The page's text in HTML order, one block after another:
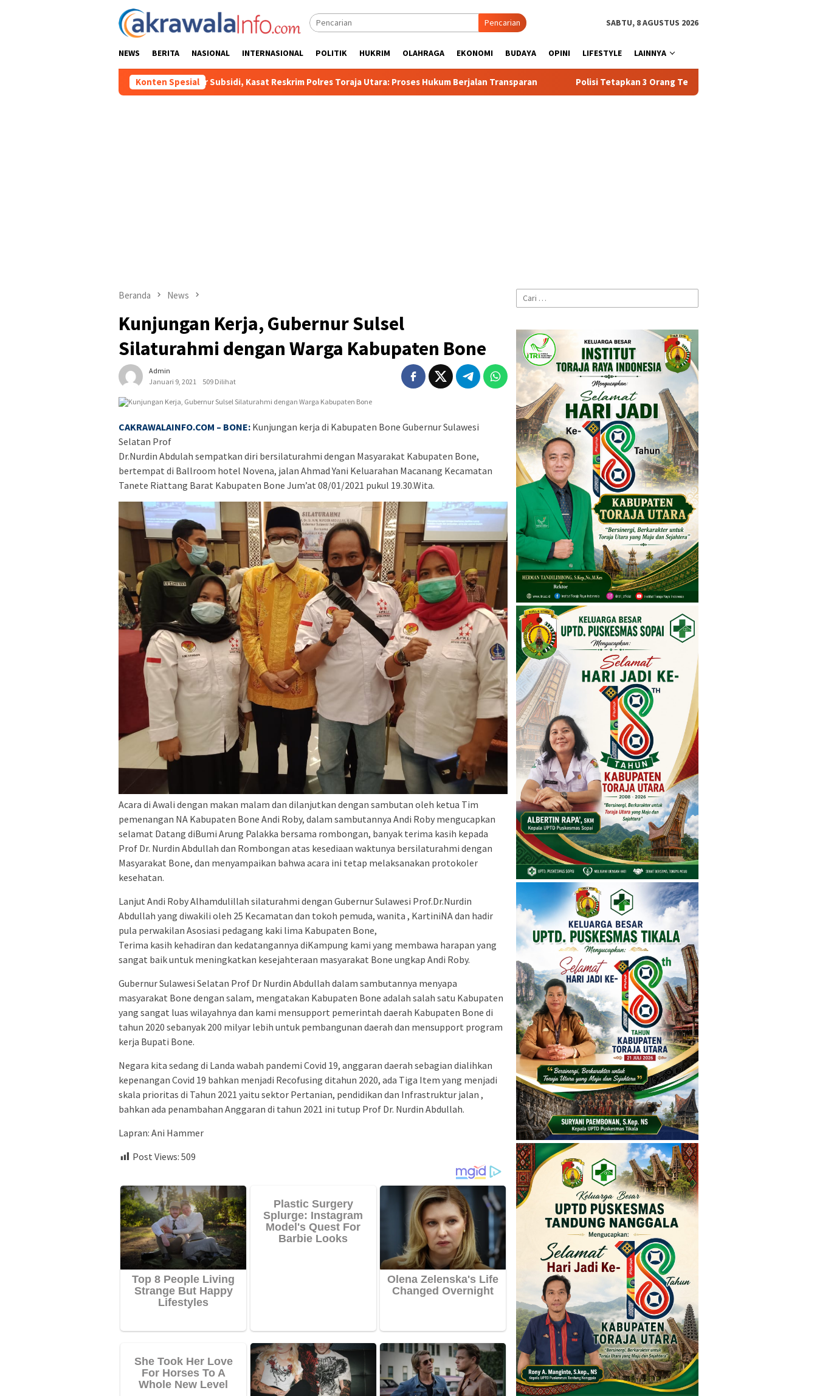
Pencarian SABTU, 8 AGUSTUS 2026
NEWS BERITA NASIONAL INTERNASIONAL POLITIK HUKRIM OLAHRAGA EKONOMI BUDAYA OPINI LIFESTYLE LAINNYA
Konten Spesial
BBM Solar Subsidi, Kasat Reskrim Polres Toraja Utara: Proses Hukum Berjalan Transparan Polisi Tetapkan 3 Orang Tersangka Baru Kasus Penyalahgunaan BBM Subsidi di Tator
Beranda News
Kunjungan Kerja, Gubernur Sulsel
Silaturahmi dengan Warga Kabupaten Bone
Admin
Januari 9, 2021
509 Dilihat
CAKRAWALAINFO.COM – BONE: Kunjungan kerja di Kabupaten Bone Gubernur Sulawesi
Selatan Prof
Dr.Nurdin Abdulah sempatkan diri bersilaturahmi dengan Masyarakat Kabupaten Bone,
bertempat di Ballroom hotel Novena, jalan Ahmad Yani Keluarahan Macanang Kecamatan
Tanete Riattang Barat Kabupaten Bone Jum’at 08/01/2021 pukul 19.30.Wita.
Acara di Awali dengan makan malam dan dilanjutkan dengan sambutan oleh ketua Tim
pemenangan NA Kabupaten Bone Andi Roby, dalam sambutannya Andi Roby mengucapkan
selamat Datang diBumi Arung Palakka bersama rombongan, banyak terima kasih kepada
Prof Dr. Nurdin Abdullah dan Rombongan atas kesediaan waktunya bersilaturahmi dengan
Masyarakat Bone, dan menyampaikan bahwa acara ini tetap melaksanakan protokoler
kesehatan.
Lanjut Andi Roby Alhamdulillah silaturahmi dengan Gubernur Sulawesi Prof.Dr.Nurdin
Abdullah yang diwakili oleh 25 Kecamatan dan tokoh pemuda, wanita , KartiniNA dan hadir
pula perwakilan Asosiasi pedagang kaki lima Kabupaten Bone,
Terima kasih kehadiran dan kedatangannya diKampung kami yang membawa harapan yang
sangat baik untuk meningkatkan kesejahteraan masyarakat Bone ungkap Andi Roby.
Gubernur Sulawesi Selatan Prof Dr Nurdin Abdullah dalam sambutannya menyapa
masyarakat Bone dengan salam, mengatakan Kabupaten Bone adalah salah satu Kabupaten
yang sangat luas wilayahnya dan kami mensupport pemerintah daerah Kabupaten Bone di
tahun 2020 sebanyak 200 milyar lebih untuk pembangunan daerah dan mensupport program
kerja Bupati Bone.
Negara kita sedang di Landa wabah pandemi Covid 19, anggaran daerah sebagian dialihkan
kepenangan Covid 19 bahkan menjadi Recofusing ditahun 2020, ada Tiga Item yang menjadi
skala prioritas di Tahun 2021 yaitu sektor Pertanian, pendidikan dan Infrastruktur jalan ,
bahkan ada penambahan Anggaran di tahun 2021 ini tutup Prof Dr. Nurdin Abdullah.
Lapran: Ani Hammer
Post Views: 509
Cari
untuk: